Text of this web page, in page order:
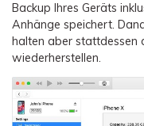
Backup Ihres Geräts
Anhänge speichert.
halten aber stattdessen
wiederherstellen.